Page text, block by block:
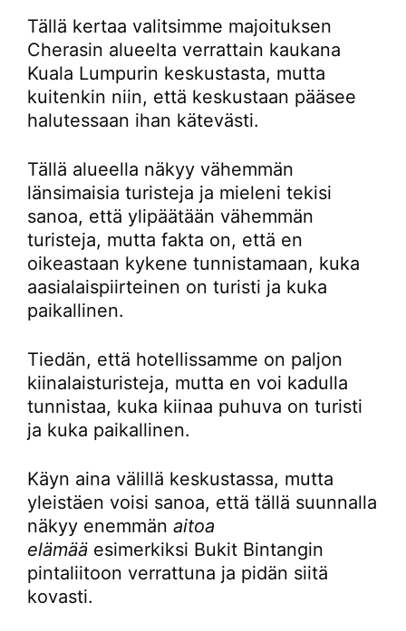
Tällä kertaa valitsimme majoituksen
Cherasin alueelta verrattain kaukana
Kuala Lumpurin keskustasta, mutta
kuitenkin niin, että keskustaan pääsee
halutessaan ihan kätevästi.
Tällä alueella näkyy vähemmän
länsimaisia turisteja ja mieleni tekisi
sanoa, että ylipäätään vähemmän
turisteja, mutta fakta on, että en
oikeastaan kykene tunnistamaan, kuka
aasialaispiirteinen on turisti ja kuka
paikallinen.
Tiedän, että hotellissamme on paljon
kiinalaisturisteja, mutta en voi kadulla
tunnistaa, kuka kiinaa puhuva on turisti
ja kuka paikallinen.
Käyn aina välillä keskustassa, mutta
yleistäen voisi sanoa, että tällä suunnalla
näkyy enemmän aitoa
elämää esimerkiksi Bukit Bintangin
pintaliitoon verrattuna ja pidän siitä
kovasti.